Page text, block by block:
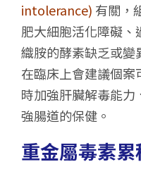
intolerance) 有關，
肥大細胞活化障礙、
織胺的酵素缺乏或變
在臨床上會建議個
時加強肝臟解毒能
強腸道的保健。
重金屬毒素累